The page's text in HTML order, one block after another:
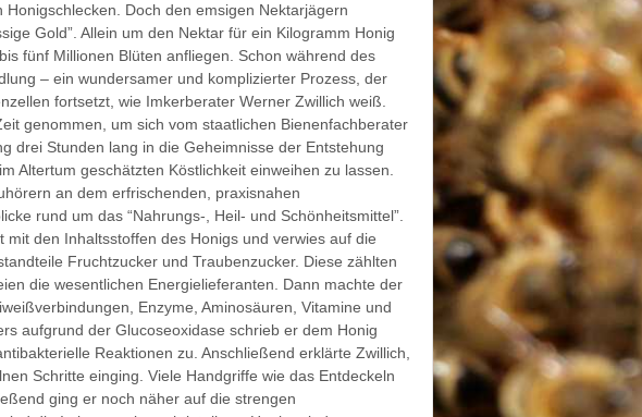
Honigschlecken. Doch den emsigen Nektarjägern
Gold”. Allein um den Nektar für ein Kilogramm Honig
fünf Millionen Blüten anfliegen. Schon während des
– ein wundersamer und komplizierter Prozess, der
fortsetzt, wie Imkerberater Werner Zwillich weiß.
genommen, um sich vom staatlichen Bienenfachberater
drei Stunden lang in die Geheimnisse der Entstehung
Altertum geschätzten Köstlichkeit einweihen zu lassen.
an dem erfrischenden, praxisnahen
rund um das “Nahrungs-, Heil- und Schönheitsmittel”.
mit den Inhaltsstoffen des Honigs und verwies auf die
Fruchtzucker und Traubenzucker. Diese zählten
die wesentlichen Energielieferanten. Dann machte der
Enzyme, Aminosäuren, Vitamine und
aufgrund der Glucoseoxidase schrieb er dem Honig
Reaktionen zu. Anschließend erklärte Zwillich,
Schritte einging. Viele Handgriffe wie das Entdeckeln
ging er noch näher auf die strengen